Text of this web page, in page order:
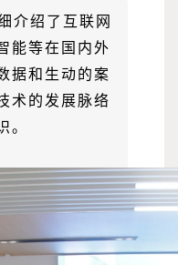
介绍了互联网
能等在国内外
据和生动的案
术的发展脉络
。